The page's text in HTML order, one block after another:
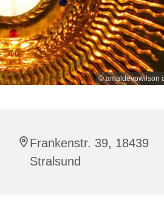
© amaldevpwilson
Frankenstr. 39, 18439
Stralsund